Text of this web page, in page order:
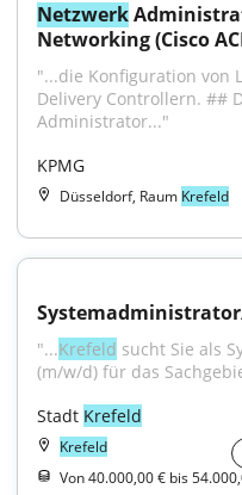
Netzwerk
Networking (Cisco
"...die Konfiguration von
Delivery Controllern. ##
Administrator..."
KPMG
Düsseldorf, Raum Krefeld
"...Krefeld sucht Sie als
(m/w/d) für das
Stadt Krefeld
Krefeld
Von 40.000,00 € bis